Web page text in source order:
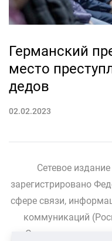
Германский
место
дедов
02.02.2023
Сетевое
зарегистрировано
сфере связи,
коммуникаций
Свидетельство о